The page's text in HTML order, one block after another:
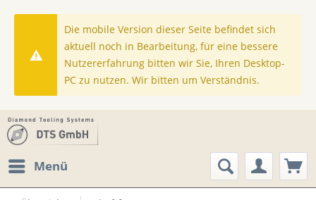
Die mobile Version dieser Seite befindet sich
aktuell noch in Bearbeitung, für eine bessere
Nutzererfahrung bitten wir Sie, Ihren Desktop-
PC zu nutzen. Wir bitten um Verständnis.
Menü